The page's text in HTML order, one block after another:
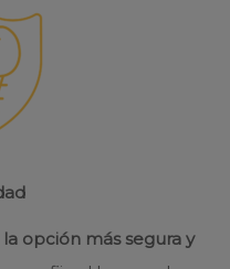
la opción más segura y